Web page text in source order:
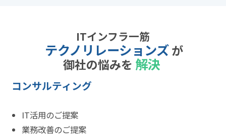
ITインフラ一筋
テクノリレーションズが
御社の悩みを 解決
コンサルティング
IT活用のご提案
業務改善のご提案